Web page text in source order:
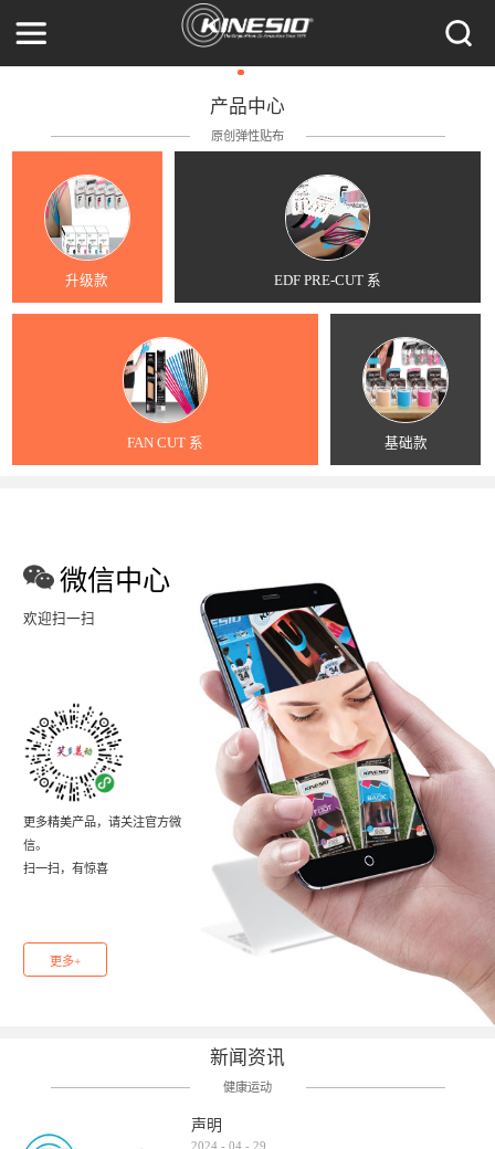
产品中心
原创弹性贴布
升级款 EDF PRE-CUT 系
FAN CUT 系 基础款
微信中心
欢迎扫一扫
更多精美产品，请关注官方微
信。
扫一扫，有惊喜
更多+
新闻资讯
健康运动
声明
2024 - 04 - 29